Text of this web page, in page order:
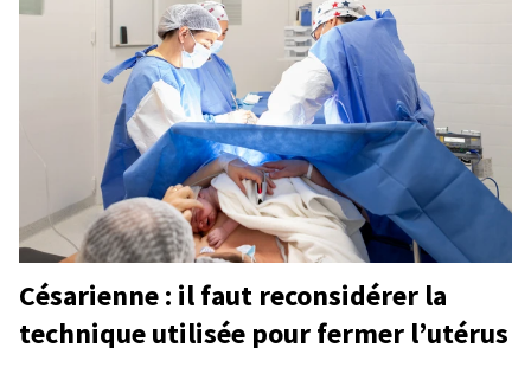
Césarienne : il faut reconsidérer la
technique utilisée pour fermer l’utérus